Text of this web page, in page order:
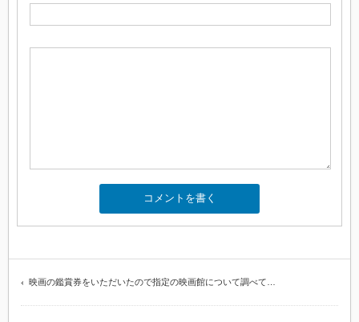
映画の鑑賞券をいただいたので指定の映画館について調べて…